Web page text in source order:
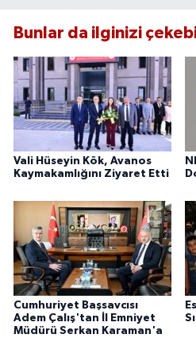
Bunlar da ilginizi
Vali Hüseyin Kök, Avanos
Kaymakamlığını Ziyaret Etti
Cumhuriyet Başsavcısı
Adem Çalış'tan İl Emniyet
Müdürü Serkan Karaman'a